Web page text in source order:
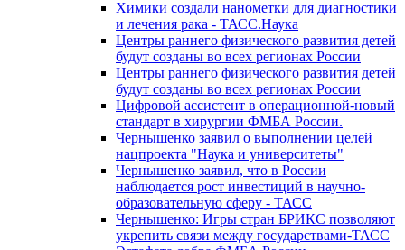
Химики создали нанометки для диагностики
и лечения рака - ТАСС.Наука
Центры раннего физического развития детей
будут созданы во всех регионах России
Центры раннего физического развития детей
будут созданы во всех регионах России
Цифровой ассистент в операционной-новый
стандарт в хирургии ФМБА России.
Чернышенко заявил о выполнении целей
нацпроекта "Наука и университеты"
Чернышенко заявил, что в России
наблюдается рост инвестиций в научно-
образовательную сферу - ТАСС
Чернышенко: Игры стран БРИКС позволяют
укрепить связи между государствами-ТАСС